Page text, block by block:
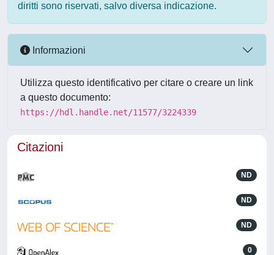
diritti sono riservati, salvo diversa indicazione.
Informazioni
Utilizza questo identificativo per citare o creare un link
a questo documento:
https://hdl.handle.net/11577/3224339
Citazioni
ND
ND
ND
0